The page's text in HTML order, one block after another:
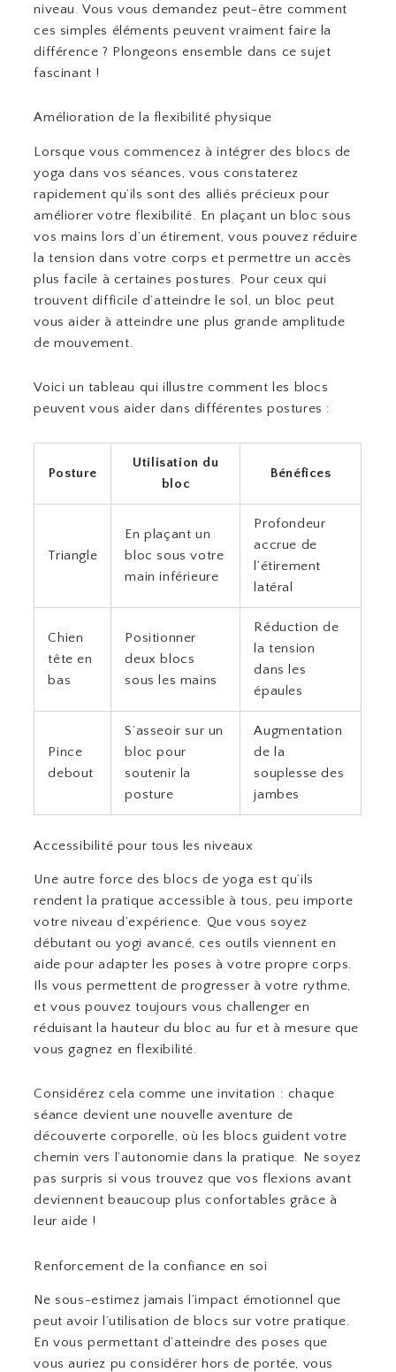
niveau. Vous vous demandez peut-être comment
ces simples éléments peuvent vraiment faire la
différence ? Plongeons ensemble dans ce sujet
fascinant !
Amélioration de la flexibilité physique
Lorsque vous commencez à intégrer des blocs de
yoga dans vos séances, vous constaterez
rapidement qu’ils sont des alliés précieux pour
améliorer votre flexibilité. En plaçant un bloc sous
vos mains lors d’un étirement, vous pouvez réduire
la tension dans votre corps et permettre un accès
plus facile à certaines postures. Pour ceux qui
trouvent difficile d’atteindre le sol, un bloc peut
vous aider à atteindre une plus grande amplitude
de mouvement.
Voici un tableau qui illustre comment les blocs
peuvent vous aider dans différentes postures :
Posture
Utilisation du
bloc
Bénéfices
Triangle
En plaçant un
bloc sous votre
main inférieure
Profondeur
accrue de
l’étirement
latéral
Chien
tête en
bas
Positionner
deux blocs
sous les mains
Réduction de
la tension
dans les
épaules
Pince
debout
S’asseoir sur un
bloc pour
soutenir la
posture
Augmentation
de la
souplesse des
jambes
Accessibilité pour tous les niveaux
Une autre force des blocs de yoga est qu’ils
rendent la pratique accessible à tous, peu importe
votre niveau d’expérience. Que vous soyez
débutant ou yogi avancé, ces outils viennent en
aide pour adapter les poses à votre propre corps.
Ils vous permettent de progresser à votre rythme,
et vous pouvez toujours vous challenger en
réduisant la hauteur du bloc au fur et à mesure que
vous gagnez en flexibilité.
Considérez cela comme une invitation : chaque
séance devient une nouvelle aventure de
découverte corporelle, où les blocs guident votre
chemin vers l’autonomie dans la pratique. Ne soyez
pas surpris si vous trouvez que vos flexions avant
deviennent beaucoup plus confortables grâce à
leur aide !
Renforcement de la confiance en soi
Ne sous-estimez jamais l’impact émotionnel que
peut avoir l’utilisation de blocs sur votre pratique.
En vous permettant d’atteindre des poses que
vous auriez pu considérer hors de portée, vous